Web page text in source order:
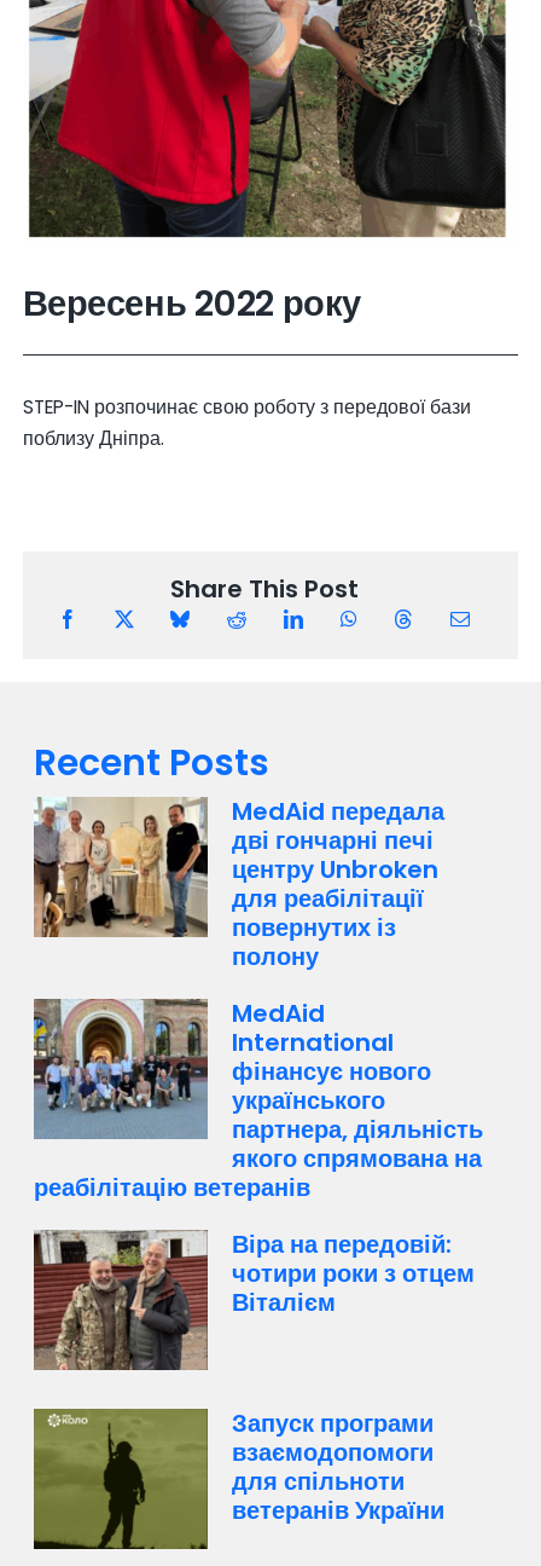
Вересень 2022 року
STEP-IN розпочинає свою роботу з передової бази
поблизу Дніпра.
Share This Post
Recent Posts
MedAid передала
дві гончарні печі
центру Unbroken
для реабілітації
повернутих із
полону
MedAid
International
фінансує нового
українського
партнера, діяльність
якого спрямована на
реабілітацію ветеранів
Віра на передовій:
чотири роки з отцем
Віталієм
Запуск програми
взаємодопомоги
для спільноти
ветеранів України